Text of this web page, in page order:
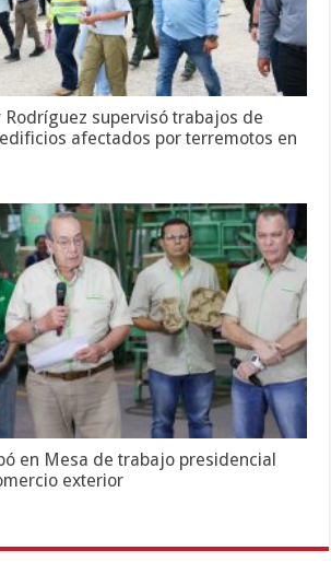
Rodríguez supervisó trabajos de
afectados por terremotos en
en Mesa de trabajo presidencial
exterior